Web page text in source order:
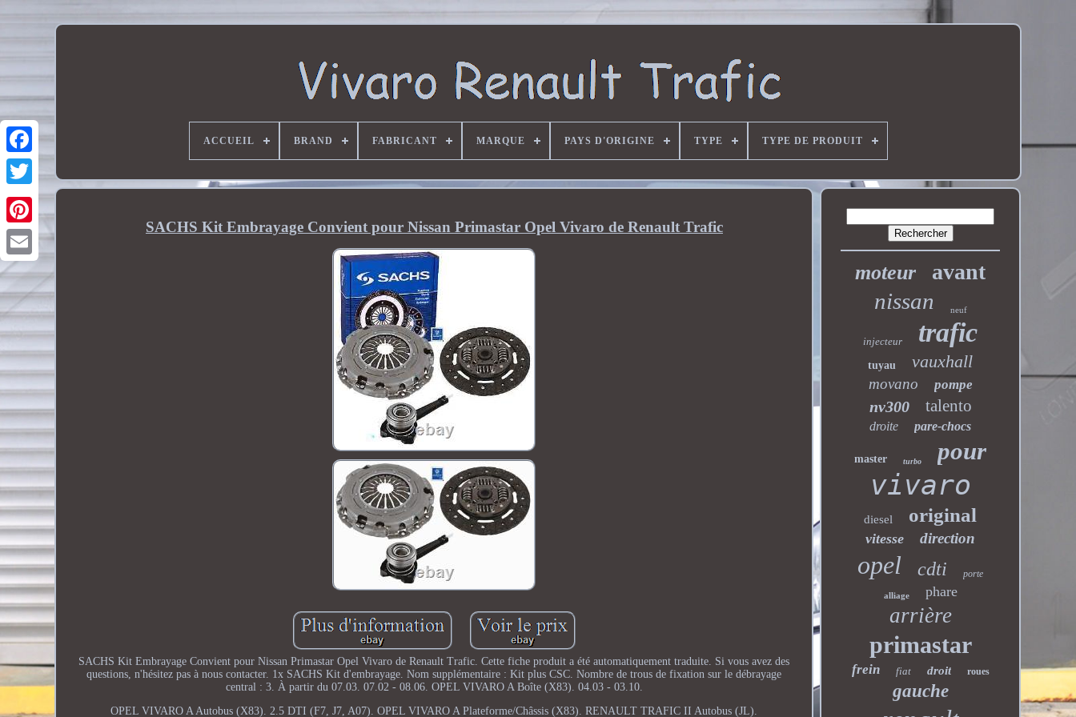
ACCUEIL BRAND FABRICANT MARQUE PAYS D'ORIGINE TYPE TYPE DE PRODUIT
SACHS Kit Embrayage Convient pour Nissan Primastar Opel Vivaro de Renault Trafic
SACHS Kit Embrayage Convient pour Nissan Primastar Opel Vivaro de Renault Trafic. Cette fiche produit a été automatiquement traduite. Si vous avez des
questions, n'hésitez pas à nous contacter. 1x SACHS Kit d'embrayage. Nom supplémentaire : Kit plus CSC. Nombre de trous de fixation sur le débrayage
central : 3. À partir du 07.03. 07.02 - 08.06. OPEL VIVARO A Boîte (X83). 04.03 - 03.10.
OPEL VIVARO A Autobus (X83). 2.5 DTI (F7, J7, A07). OPEL VIVARO A Plateforme/Châssis (X83). RENAULT TRAFIC II Autobus (JL).
moteur avant
nissan neuf
injecteur trafic
tuyau vauxhall
movano pompe
nv300 talento
droite pare-chocs
master turbo pour
vivaro
diesel original
vitesse direction
opel cdti porte
alliage phare
arrière
primastar
frein fiat droit roues
gauche